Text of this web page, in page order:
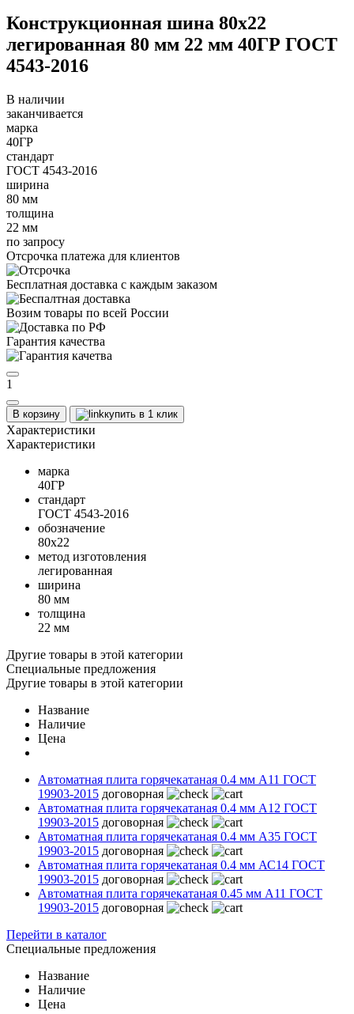
Конструкционная шина 80х22
легированная 80 мм 22 мм 40ГР ГОСТ
4543-2016
В наличии
заканчивается
марка
40ГР
стандарт
ГОСТ 4543-2016
ширина
80 мм
толщина
22 мм
по запросу
Отсрочка платежа для клиентов
Бесплатная доставка с каждым заказом
Возим товары по всей России
Гарантия качества
1
В корзину купить в 1 клик
Характеристики
Характеристики
марка
40ГР
стандарт
ГОСТ 4543-2016
обозначение
80х22
метод изготовления
легированная
ширина
80 мм
толщина
22 мм
Другие товары в этой категории
Специальные предложения
Другие товары в этой категории
Название
Наличие
Цена
Автоматная плита горячекатаная 0.4 мм А11 ГОСТ
19903-2015 договорная
Автоматная плита горячекатаная 0.4 мм А12 ГОСТ
19903-2015 договорная
Автоматная плита горячекатаная 0.4 мм А35 ГОСТ
19903-2015 договорная
Автоматная плита горячекатаная 0.4 мм АС14 ГОСТ
19903-2015 договорная
Автоматная плита горячекатаная 0.45 мм А11 ГОСТ
19903-2015 договорная
Перейти в каталог
Специальные предложения
Название
Наличие
Цена